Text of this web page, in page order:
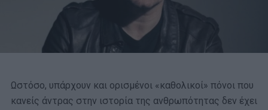
Ωστόσο, υπάρχουν και ορισμένοι «καθολικοί» πόνοι που
κανείς άντρας στην ιστορία της ανθρωπότητας δεν έχει